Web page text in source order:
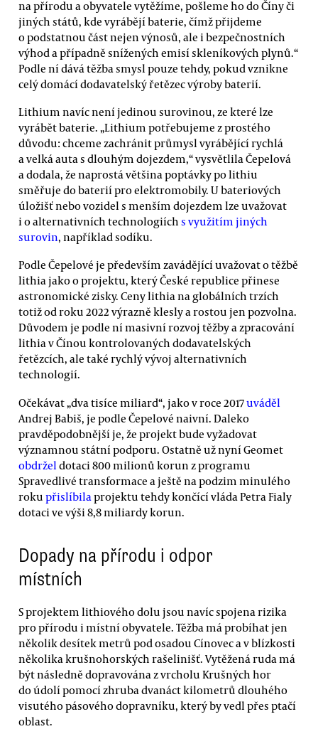
na přírodu a obyvatele vytěžíme, pošleme ho do Číny či
jiných států, kde vyrábějí baterie, čímž přijdeme
o podstatnou část nejen výnosů, ale i bezpečnostních
výhod a případně snížených emisí skleníkových plynů.“
Podle ní dává těžba smysl pouze tehdy, pokud vznikne
celý domácí dodavatelský řetězec výroby baterií.
Lithium navíc není jedinou surovinou, ze které lze
vyrábět baterie. „Lithium potřebujeme z prostého
důvodu: chceme zachránit průmysl vyrábějící rychlá
a velká auta s dlouhým dojezdem,“ vysvětlila Čepelová
a dodala, že naprostá většina poptávky po lithiu
směřuje do baterií pro elektromobily. U bateriových
úložišť nebo vozidel s menším dojezdem lze uvažovat
i o alternativních technologiích s využitím jiných
surovin, například sodíku.
Podle Čepelové je především zavádějící uvažovat o těžbě
lithia jako o projektu, který České republice přinese
astronomické zisky. Ceny lithia na globálních trzích
totiž od roku 2022 výrazně klesly a rostou jen pozvolna.
Důvodem je podle ní masivní rozvoj těžby a zpracování
lithia v Čínou kontrolovaných dodavatelských
řetězcích, ale také rychlý vývoj alternativních
technologií.
Očekávat „dva tisíce miliard“, jako v roce 2017uváděl
Andrej Babiš, je podle Čepelové naivní. Daleko
pravděpodobnější je, že projekt bude vyžadovat
významnou státní podporu. Ostatně už nyní Geomet
obdržel dotaci 800 milionů korun z programu
Spravedlivé transformace a ještě na podzim minulého
roku přislíbila projektu tehdy končící vláda Petra Fialy
dotaci ve výši 8,8 miliardy korun.
Dopady na přírodu i odpor
místních
S projektem lithiového dolu jsou navíc spojena rizika
pro přírodu i místní obyvatele. Těžba má probíhat jen
několik desítek metrů pod osadou Cínovec a v blízkosti
několika krušnohorských rašelinišť. Vytěžená ruda má
být následně dopravována z vrcholu Krušných hor
do údolí pomocí zhruba dvanáct kilometrů dlouhého
visutého pásového dopravníku, který by vedl přes ptačí
oblast.